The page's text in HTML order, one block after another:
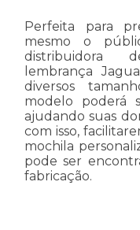
Perfeita para
mesmo o
distribuidora
lembrança
diversos
modelo poderá
ajudando suas
com isso,
mochila
pode ser
fabricação.